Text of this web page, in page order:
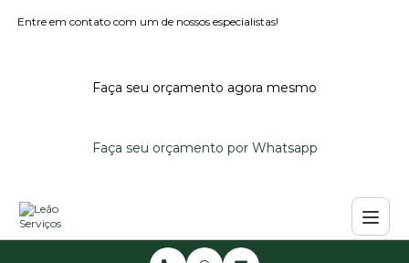
Entre em contato com um de nossos especialistas!
Faça seu orçamento agora mesmo
Faça seu orçamento por Whatsapp